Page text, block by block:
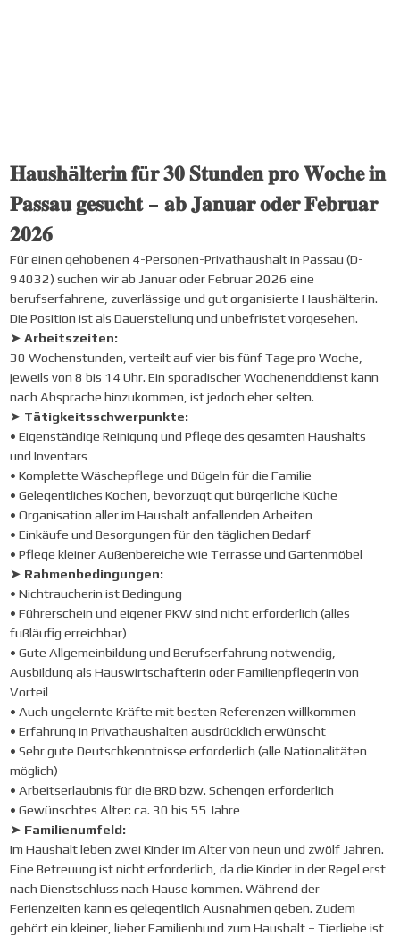
𝐇𝐚𝐮𝐬𝐡ä𝐥𝐭𝐞𝐫𝐢𝐧 𝐟ü𝐫 𝟑𝟎 𝐒𝐭𝐮𝐧𝐝𝐞𝐧 𝐩𝐫𝐨 𝐖𝐨𝐜𝐡𝐞 𝐢𝐧
𝐏𝐚𝐬𝐬𝐚𝐮 𝐠𝐞𝐬𝐮𝐜𝐡𝐭 – 𝐚𝐛 𝐉𝐚𝐧𝐮𝐚𝐫 𝐨𝐝𝐞𝐫 𝐅𝐞𝐛𝐫𝐮𝐚𝐫
𝟐𝟎𝟐𝟔
Für einen gehobenen 4-Personen-Privathaushalt in Passau (D-
94032) suchen wir ab Januar oder Februar 2026 eine
berufserfahrene, zuverlässige und gut organisierte Haushälterin.
Die Position ist als Dauerstellung und unbefristet vorgesehen.
➤ Arbeitszeiten:
30 Wochenstunden, verteilt auf vier bis fünf Tage pro Woche,
jeweils von 8 bis 14 Uhr. Ein sporadischer Wochenenddienst kann
nach Absprache hinzukommen, ist jedoch eher selten.
➤ Tätigkeitsschwerpunkte:
• Eigenständige Reinigung und Pflege des gesamten Haushalts
und Inventars
• Komplette Wäschepflege und Bügeln für die Familie
• Gelegentliches Kochen, bevorzugt gut bürgerliche Küche
• Organisation aller im Haushalt anfallenden Arbeiten
• Einkäufe und Besorgungen für den täglichen Bedarf
• Pflege kleiner Außenbereiche wie Terrasse und Gartenmöbel
➤ Rahmenbedingungen:
• Nichtraucherin ist Bedingung
• Führerschein und eigener PKW sind nicht erforderlich (alles
fußläufig erreichbar)
• Gute Allgemeinbildung und Berufserfahrung notwendig,
Ausbildung als Hauswirtschafterin oder Familienpflegerin von
Vorteil
• Auch ungelernte Kräfte mit besten Referenzen willkommen
• Erfahrung in Privathaushalten ausdrücklich erwünscht
• Sehr gute Deutschkenntnisse erforderlich (alle Nationalitäten
möglich)
• Arbeitserlaubnis für die BRD bzw. Schengen erforderlich
• Gewünschtes Alter: ca. 30 bis 55 Jahre
➤ Familienumfeld:
Im Haushalt leben zwei Kinder im Alter von neun und zwölf Jahren.
Eine Betreuung ist nicht erforderlich, da die Kinder in der Regel erst
nach Dienstschluss nach Hause kommen. Während der
Ferienzeiten kann es gelegentlich Ausnahmen geben. Zudem
gehört ein kleiner, lieber Familienhund zum Haushalt – Tierliebe ist